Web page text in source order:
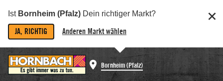
Ist Bornheim (Pfalz) Dein richtiger Markt?
JA, RICHTIG Anderen Markt wählen
Bornheim (Pfalz)